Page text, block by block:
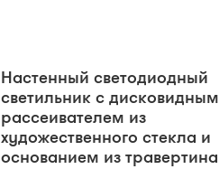
Настенный светодиодный
светильник с дисковидным
рассеивателем из
художественного стекла и
основанием из травертина